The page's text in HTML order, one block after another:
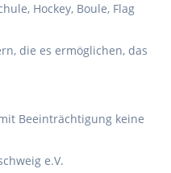
Hockey, Boule, Flag
die es ermöglichen, das
Beeinträchtigung keine
e.V.